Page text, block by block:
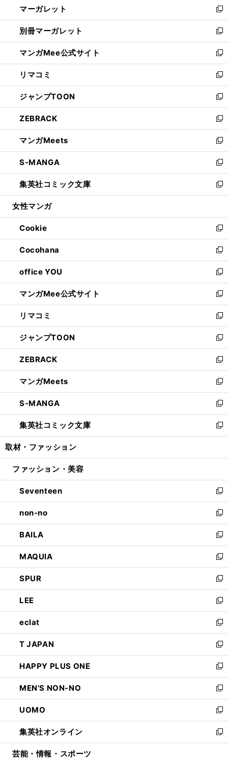
く
で
開
く
ド
ウ
で
開
く
い
ウ
ィ
ン
ド
ウ
で
開
く
マーガレット
新
し
い
ウ
ィ
ン
ド
ウ
で
開
く
別冊マーガレット
新
し
い
ウ
ィ
ン
ド
ウ
で
開
く
マンガMee公式サイト
新
し
い
ウ
ィ
ン
ド
ウ
で
開
く
リマコミ
新
し
い
ウ
ィ
ン
ド
ウ
で
開
く
ジャンプTOON
新
し
い
ウ
ィ
ン
ド
ウ
で
開
ZEBRACK
新
し
い
ウ
ィ
ン
ド
ウ
開
く
マンガMeets
新
し
い
ウ
ィ
ン
ウ
で
開
く
S-MANGA
新
し
い
ウ
ン
ド
ウ
で
開
く
集英社コミック文庫
新
し
ウ
ィ
ン
ド
ウ
で
開
く
女性マンガ
Cookie
新
し
い
ウ
ィ
ン
ド
ウ
で
開
く
Cocohana
新
し
い
ウ
ィ
ン
ド
ウ
で
開
く
office YOU
新
し
い
ウ
ィ
ン
ド
ウ
で
開
く
マンガMee公式サイト
新
し
い
ウ
ィ
ン
ド
ウ
で
開
く
リマコミ
新
し
い
ウ
ィ
ン
ド
ウ
で
開
く
ジャンプTOON
新
し
い
ウ
ィ
ン
ド
ウ
で
開
ZEBRACK
新
し
い
ウ
ィ
ン
ド
ウ
開
マンガMeets
新
し
い
ウ
ィ
ン
ウ
開
く
S-MANGA
新
し
い
ウ
ン
ウ
で
開
く
集英社コミック文庫
新
し
ウ
ン
ド
ウ
で
開
く
取材・ファッション
ファッション・美容
Seventeen
新
し
い
ウ
ィ
ン
ド
ウ
で
開
く
non-no
新
し
い
ウ
ィ
ン
ド
ウ
で
開
く
BAILA
新
し
い
ウ
ィ
ン
ド
ウ
で
開
く
MAQUIA
新
し
い
ウ
ィ
ン
ド
ウ
で
開
く
SPUR
新
し
い
ウ
ィ
ン
ド
ウ
で
開
く
LEE
新
し
い
ウ
ィ
ン
ド
ウ
で
開
く
eclat
新
し
い
ウ
ィ
ン
ド
ウ
で
開
く
T JAPAN
新
し
い
ウ
ィ
ン
ド
ウ
で
開
HAPPY PLUS ONE
新
し
い
ウ
ィ
ン
ド
ウ
MEN'S NON-NO
新
し
い
ウ
ィ
ン
UOMO
新
し
い
ウ
集英社オンライン
新
し
芸能・情報・スポーツ